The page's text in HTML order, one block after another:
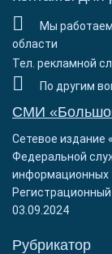
Мы
области
Тел. рекламной
По другим
СМИ
Сетевое издание
Федеральной
информационных
03.09.2024
Рубрикатор